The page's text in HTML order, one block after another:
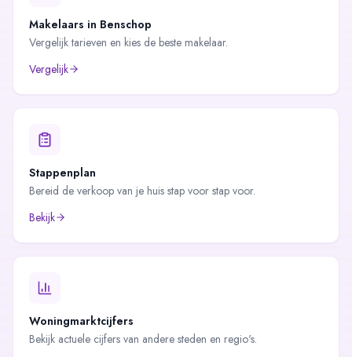
Makelaars in Benschop
Vergelijk tarieven en kies de beste makelaar.
Vergelijk
Stappenplan
Bereid de verkoop van je huis stap voor stap voor.
Bekijk
Woningmarktcijfers
Bekijk actuele cijfers van andere steden en regio's.